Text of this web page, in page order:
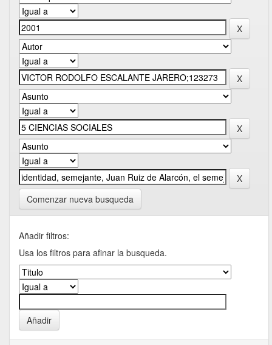
Comenzar nueva busqueda
Añadir filtros:
Usa los filtros para afinar la busqueda.